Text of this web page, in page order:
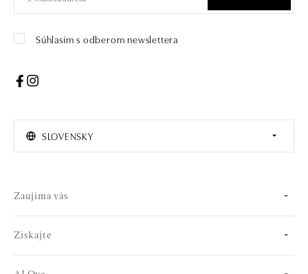
Súhlasím s odberom newslettera
SLOVENSKY
Zaujíma vás
Získajte